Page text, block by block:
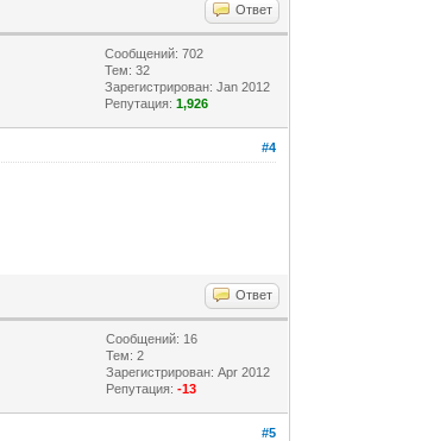
Ответ
Сообщений: 702
Тем: 32
Зарегистрирован: Jan 2012
Репутация:1,926
#4
Ответ
Сообщений: 16
Тем: 2
Зарегистрирован: Apr 2012
Репутация:-13
#5